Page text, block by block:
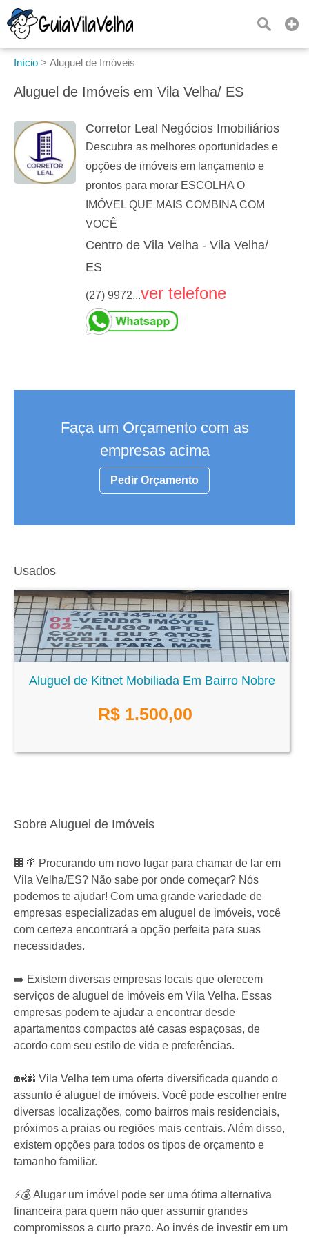
Início > Aluguel de Imóveis
Aluguel de Imóveis em Vila Velha/ ES
Corretor Leal Negócios Imobiliários
Descubra as melhores oportunidades e
opções de imóveis em lançamento e
prontos para morar ESCOLHA O
IMÓVEL QUE MAIS COMBINA COM
VOCÊ
Centro de Vila Velha - Vila Velha/
ES
(27) 9972...ver telefone
Faça um Orçamento com as
empresas acima
Pedir Orçamento
Usados
Aluguel de Kitnet Mobiliada Em Bairro Nobre
R$ 1.500,00
Sobre Aluguel de Imóveis
🏢🌴 Procurando um novo lugar para chamar de lar em
Vila Velha/ES? Não sabe por onde começar? Nós
podemos te ajudar! Com uma grande variedade de
empresas especializadas em aluguel de imóveis, você
com certeza encontrará a opção perfeita para suas
necessidades.
➡️ Existem diversas empresas locais que oferecem
serviços de aluguel de imóveis em Vila Velha. Essas
empresas podem te ajudar a encontrar desde
apartamentos compactos até casas espaçosas, de
acordo com seu estilo de vida e preferências.
🏡🌆 Vila Velha tem uma oferta diversificada quando o
assunto é aluguel de imóveis. Você pode escolher entre
diversas localizações, como bairros mais residenciais,
próximos a praias ou regiões mais centrais. Além disso,
existem opções para todos os tipos de orçamento e
tamanho familiar.
⚡️💰 Alugar um imóvel pode ser uma ótima alternativa
financeira para quem não quer assumir grandes
compromissos a curto prazo. Ao invés de investir em um